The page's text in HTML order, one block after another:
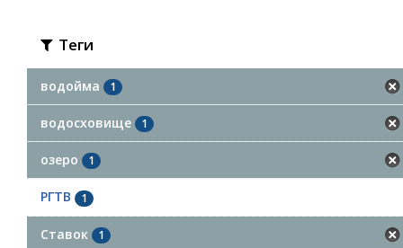
Теги
водойма 1
водосховище 1
озеро 1
РГТВ 1
Ставок 1